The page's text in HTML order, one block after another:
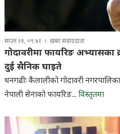
साउन २१, ०९:४२ खबर संवाददाता
गोदावरीमा फायरिङ अभ्यासका
दुई सैनिक घाइते
धनगढीः कैलालीको गोदावरी
नेपाली सेनाको फायरिङ... विस्तृतमा